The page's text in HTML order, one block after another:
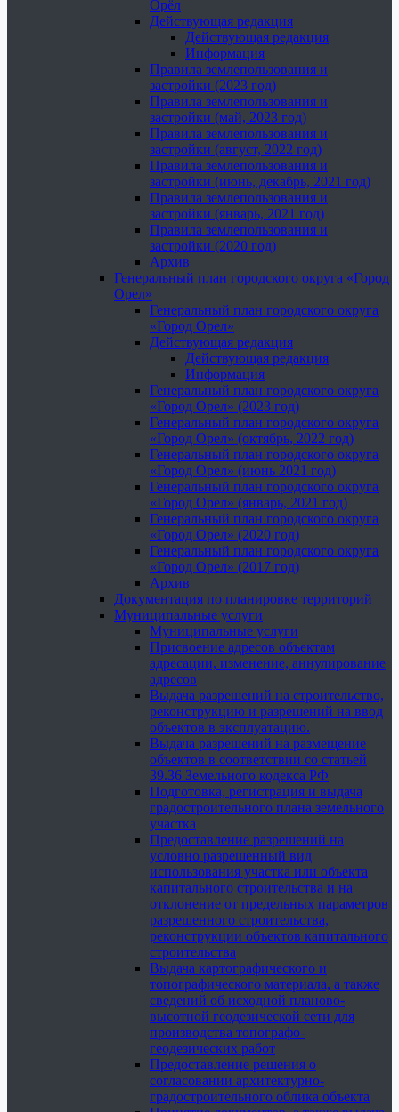
Орёл
Действующая редакция
Действующая редакция
Информация
Правила землепользования и
застройки (2023 год)
Правила землепользования и
застройки (май, 2023 год)
Правила землепользования и
застройки (август, 2022 год)
Правила землепользования и
застройки (июнь, декабрь, 2021 год)
Правила землепользования и
застройки (январь, 2021 год)
Правила землепользования и
застройки (2020 год)
Архив
Генеральный план городского округа «Город
Орел»
Генеральный план городского округа
«Город Орел»
Действующая редакция
Действующая редакция
Информация
Генеральный план городского округа
«Город Орел» (2023 год)
Генеральный план городского округа
«Город Орел» (октябрь, 2022 год)
Генеральный план городского округа
«Город Орел» (июнь 2021 год)
Генеральный план городского округа
«Город Орел» (январь, 2021 год)
Генеральный план городского округа
«Город Орел» (2020 год)
Генеральный план городского округа
«Город Орел» (2017 год)
Архив
Документация по планировке территорий
Муниципальные услуги
Муниципальные услуги
Присвоение адресов объектам
адресации, изменение, аннулирование
адресов
Выдача разрешений на строительство,
реконструкцию и разрешений на ввод
объектов в эксплуатацию.
Выдача разрешений на размещение
объектов в соответствии со статьей
39.36 Земельного кодекса РФ
Подготовка, регистрация и выдача
градостроительного плана земельного
участка
Предоставление разрешений на
условно разрешенный вид
использования участка или объекта
капитального строительства и на
отклонение от предельных параметров
разрешенного строительства,
реконструкции объектов капитального
строительства
Выдача картографического и
топографического материала, а также
сведений об исходной планово-
высотной геодезической сети для
производства топографо-
геодезических работ
Предоставление решения о
согласовании архитектурно-
градостроительного облика объекта